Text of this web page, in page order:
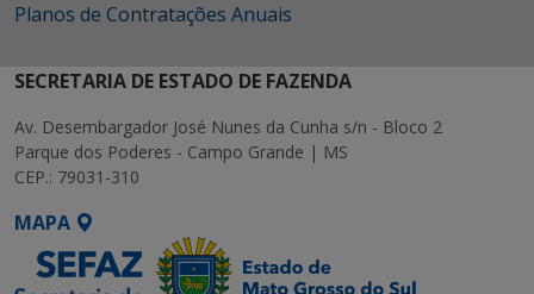
Planos de Contratações Anuais
SECRETARIA DE ESTADO DE FAZENDA
Av. Desembargador José Nunes da Cunha s/n - Bloco 2
Parque dos Poderes - Campo Grande | MS
CEP.: 79031-310
MAPA